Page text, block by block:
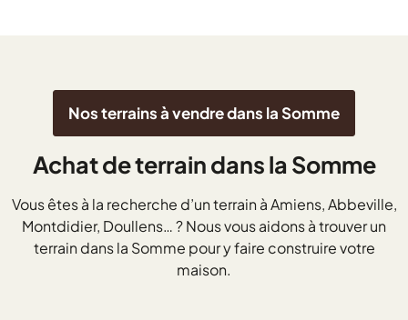
Achat de terrain dans la Somme
Vous êtes à la recherche d’un terrain à Amiens, Abbeville,
Montdidier, Doullens… ? Nous vous aidons à trouver un
terrain dans la Somme pour y faire construire votre
maison.
Nos terrains à vendre dans la Somme